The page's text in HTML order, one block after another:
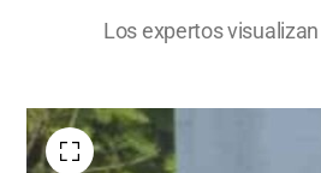
Los expertos